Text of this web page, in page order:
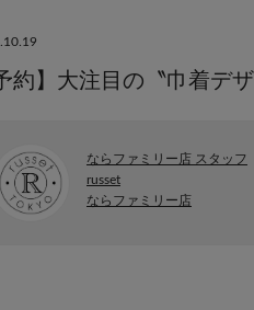
約】大注目の〝巾着デザ
ならファミリー店 スタッフ
russet
ならファミリー店